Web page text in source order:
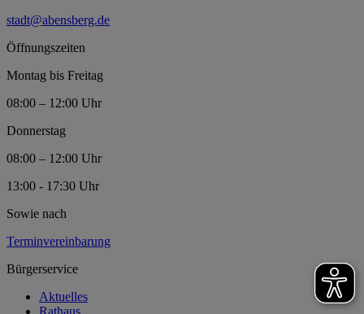
stadt@abensberg.de
Öffnungszeiten
Montag bis Freitag
08:00 – 12:00 Uhr
Donnerstag
08:00 – 12:00 Uhr
13:00 - 17:30 Uhr
Sowie nach
Terminvereinbarung
Bürgerservice
Aktuelles
Rathaus